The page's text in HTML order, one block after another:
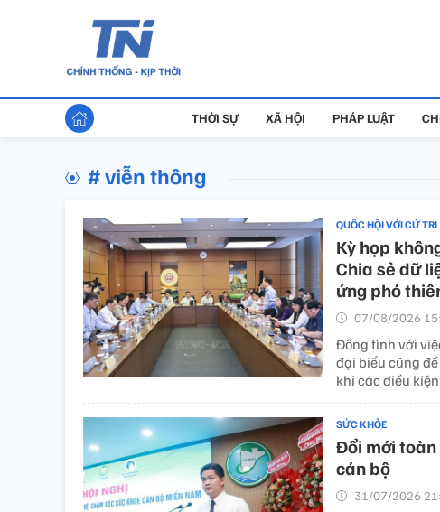
THỜI SỰ XÃ HỘI PHÁP LUẬT
# viễn thông
QUỐC HỘI VỚI CỬ TRI
Kỳ họp
Chia sẻ dữ
ứng phó
07/08/2026
Đồng tình với
đại biểu cũng
khi các điều
SỨC KHỎE
Đổi mới toàn
cán bộ
31/07/2026